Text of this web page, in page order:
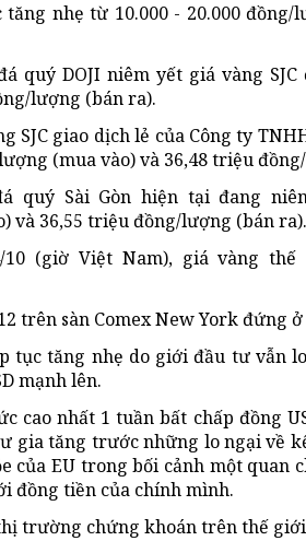
nhẹ từ 10.000 - 20.000
quý DOJI niêm yết giá vàng
lượng (bán ra).
SJC giao dịch lẻ của Công ty
(mua vào) và 36,48 triệu
quý Sài Gòn hiện tại đang
và 36,55 triệu đồng/lượng (bán ra).
(giờ Việt Nam), giá vàng
trên sàn Comex New York đứng ở
tục tăng nhẹ do giới đầu tư vẫn
mạnh lên.
cao nhất 1 tuần bất chấp đồng
gia tăng trước những lo ngại về
của EU trong bối cảnh một quan
đồng tiền của chính mình.
trường chứng khoán trên thế